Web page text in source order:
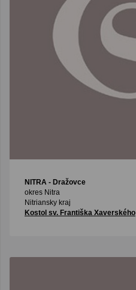
NITRA - Dražovce
okres Nitra
Nitriansky kraj
Kostol sv. Františka Xaverského